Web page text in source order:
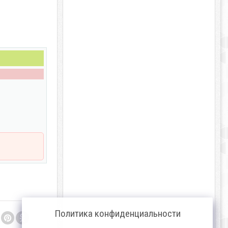
Политика конфиденциальности